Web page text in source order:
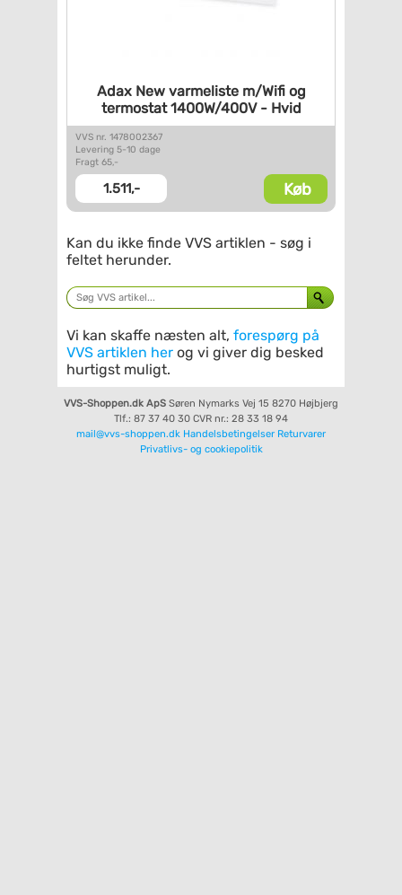
Adax New varmeliste m/Wifi og
termostat 1400W/400V - Hvid
VVS nr. 1478002367
Levering 5-10 dage
Fragt 65,-
1.511,- Køb
Kan du ikke finde VVS artiklen - søg i
feltet herunder.
Vi kan skaffe næsten alt, forespørg på
VVS artiklen her og vi giver dig besked
hurtigst muligt.
VVS-Shoppen.dk ApS Søren Nymarks Vej 15 8270 Højbjerg
Tlf.: 87 37 40 30 CVR nr.: 28 33 18 94
mail@vvs-shoppen.dk Handelsbetingelser Returvarer
Privatlivs- og cookiepolitik